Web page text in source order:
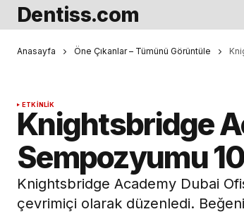
Dentiss.com
Anasayfa Öne Çıkanlar – Tümünü Görüntüle
ETKINLIK
Knightsbridge
Sempozyumu
Knightsbridge Academy Dubai
çevrimiçi olarak düzenledi.